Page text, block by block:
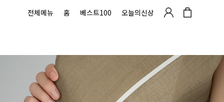
전체메뉴 홈 베스트100 오늘의신상